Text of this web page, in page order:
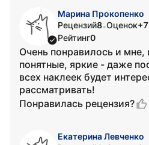
Марина Прокопенко
Рецензий8•Оценок+7
Рейтинг0
Очень понравилось и мне,
понятные, яркие - даже
всех наклеек будет
рассматривать!
Понравилась рецензия?
Екатерина Левченко